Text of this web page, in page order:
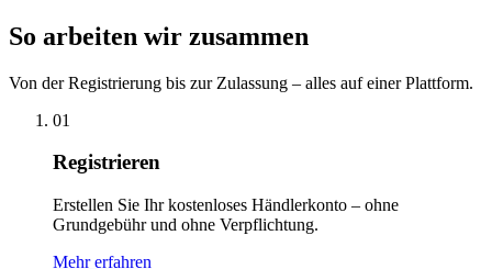
So arbeiten wir zusammen
Von der Registrierung bis zur Zulassung – alles auf einer Plattform.
01
Registrieren
Erstellen Sie Ihr kostenloses Händlerkonto – ohne
Grundgebühr und ohne Verpflichtung.
Mehr erfahren